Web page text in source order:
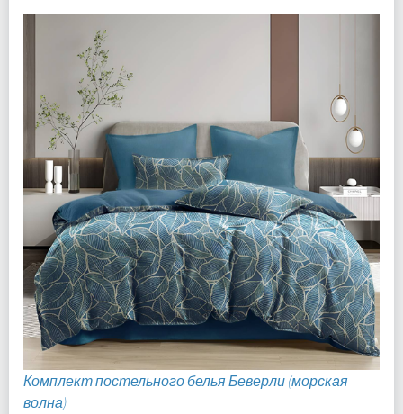
Комплект постельного белья Беверли (морская
волна)